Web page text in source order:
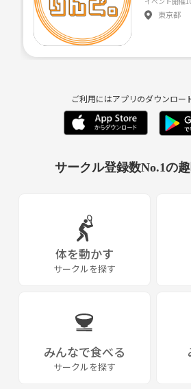
開催時間 20:30〜22:30
東京都
ご利用にはアプリのダウンロー
サークル登録数No.1の
体を動かす
サークルを探す
みんなで食べる
サークルを探す